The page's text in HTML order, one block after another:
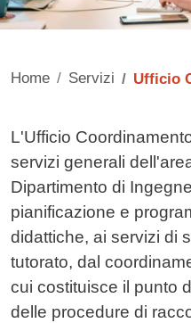
Home Servizi Ufficio
Contenuto
L'Ufficio
servizi generali
Dipartimento di
pianificazione e
didattiche, ai servizi di
tutorato, dal
cui costituisce il punto
delle procedure di